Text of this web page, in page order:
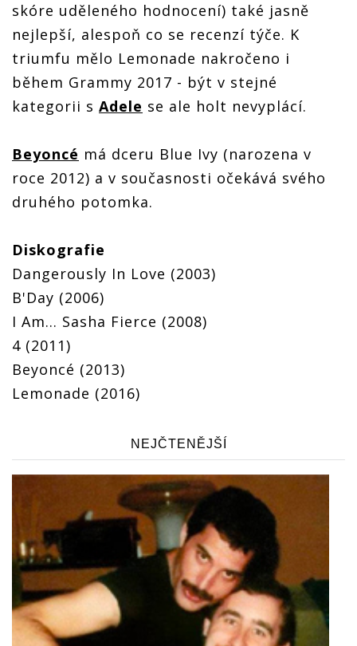
skóre uděleného hodnocení) také jasně
nejlepší, alespoň co se recenzí týče. K
triumfu mělo Lemonade nakročeno i
během Grammy 2017 - být v stejné
kategorii s Adele se ale holt nevyplácí.
Beyoncé má dceru Blue Ivy (narozena v
roce 2012) a v současnosti očekává svého
druhého potomka.
Diskografie
Dangerously In Love (2003)
B'Day (2006)
I Am... Sasha Fierce (2008)
4 (2011)
Beyoncé (2013)
Lemonade (2016)
NEJČTENĚJŠÍ